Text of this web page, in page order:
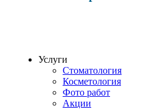
Услуги
Стоматология
Косметология
Фото работ
Акции